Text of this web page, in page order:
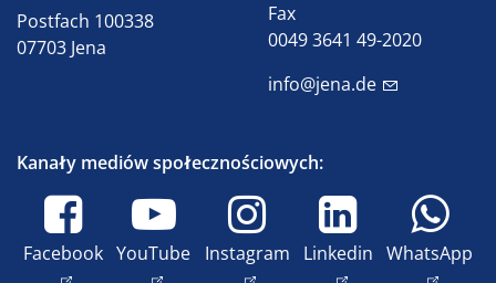
Postfach 100338
07703 Jena
Fax
0049 3641 49-2020
info@jena.de
Kanały mediów społecznościowych:
Facebook YouTube Instagram Linkedin WhatsApp